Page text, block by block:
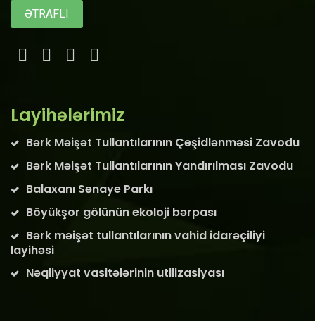
ƏTRAFLI
Layihələrimiz
Bərk Məişət Tullantılarının Çeşidlənməsi Zavodu
Bərk Məişət Tullantılarının Yandırılması Zavodu
Balaxanı Sənaye Parkı
Böyükşor gölünün ekoloji bərpası
Bərk məişət tullantılarının vahid idarəçiliyi
layihəsi
Nəqliyyat vasitələrinin utilizasiyası